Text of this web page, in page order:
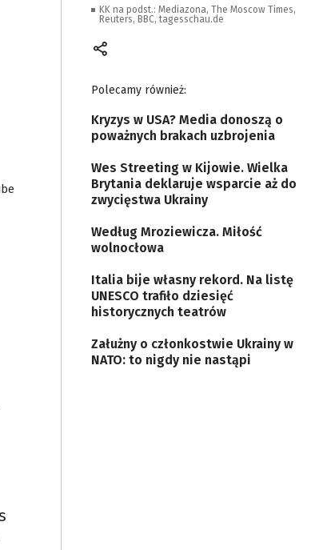
KK na podst.: Mediazona, The Moscow Times,
Reuters, BBC, tagesschau.de
Polecamy również:
Kryzys w USA? Media donoszą o
poważnych brakach uzbrojenia
Wes Streeting w Kijowie. Wielka
Brytania deklaruje wsparcie aż do
zwycięstwa Ukrainy
Według Mroziewicza. Miłość
wolnocłowa
Italia bije własny rekord. Na listę
UNESCO trafiło dziesięć
historycznych teatrów
Załużny o członkostwie Ukrainy w
NATO: to nigdy nie nastąpi